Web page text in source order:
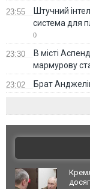
23:55
Штучний
система для
0
23:30
В місті
мармурову
23:02 Брат